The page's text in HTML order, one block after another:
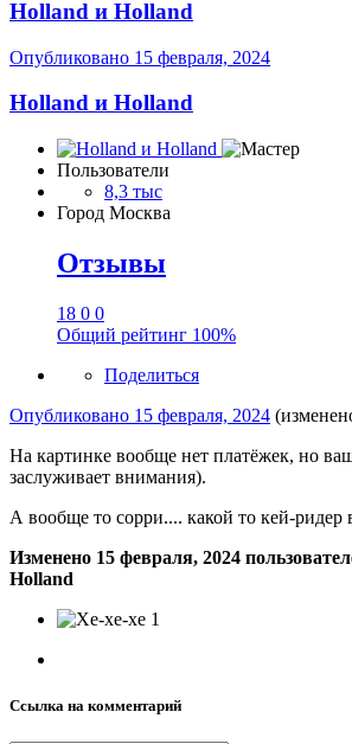
Holland и Holland
Опубликовано 15 февраля, 2024
Holland и Holland
Пользователи
8,3 тыс
Город Москва
Отзывы
18 0 0
Общий рейтинг 100%
Поделиться
Опубликовано 15 февраля, 2024
На картинке вообще нет платёжек, но
заслуживает внимания).
А вообще то сорри.... какой то кей-ридер
Изменено 15 февраля, 2024
Holland
1
Ссылка на комментарий